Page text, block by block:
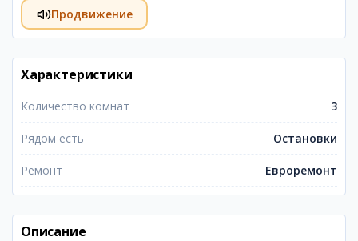
Продвижение
Характеристики
Количество комнат 3
Рядом есть Остановки
Ремонт Евроремонт
Описание